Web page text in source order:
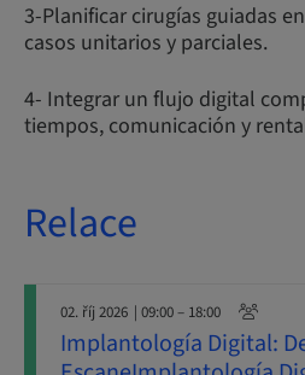
3-Planificar cirugías guiadas
casos unitarios y parciales.
4- Integrar un flujo digital
tiempos, comunicación y
Relace
02. říj 2026 | 09:00 – 18:00
Implantología Digital: